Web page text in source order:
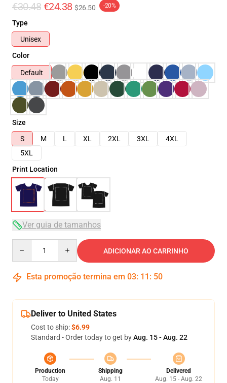
€30.48 €24.38 $26.50 -20%
Type
Unisex
Color
Default
Size
S
M L XL 2XL 3XL
4XL
5XL
Print Location
Ver guia de tamanhos
ADICIONAR AO CARRINHO
Esta promoção termina em 03: 11 : 50
Deliver to United States
Cost to ship:$6.99
Standard - Order today to get byAug. 15 - Aug. 22
Production
Today
Shipping
Aug. 11
Delivered
Aug. 15 - Aug. 22